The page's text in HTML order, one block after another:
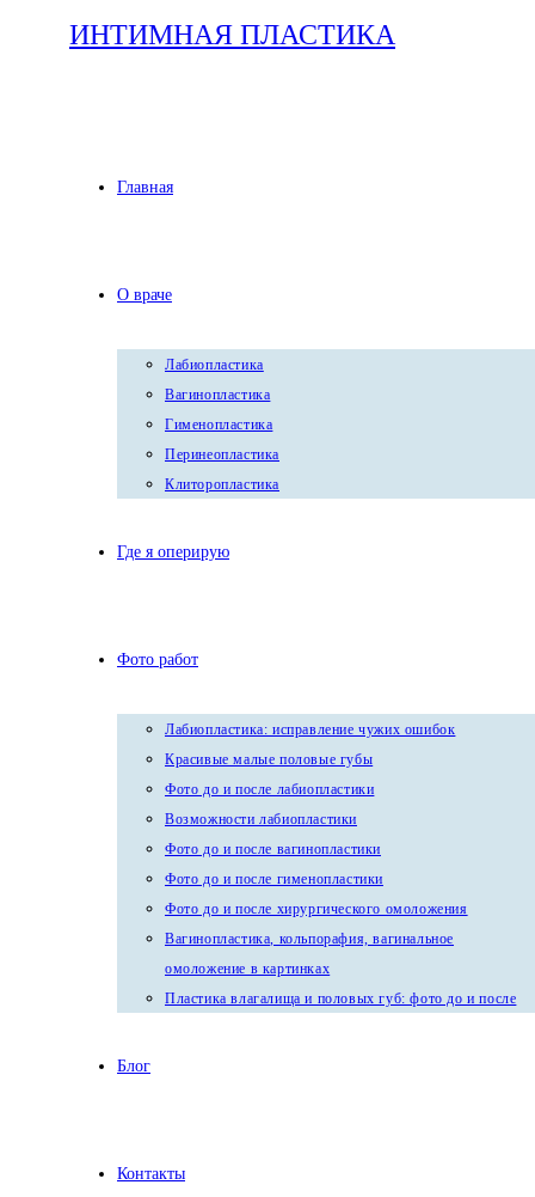
ИНТИМНАЯ ПЛАСТИКА
Главная
О враче
Лабиопластика
Вагинопластика
Гименопластика
Перинеопластика
Клиторопластика
Где я оперирую
Фото работ
Лабиопластика: исправление чужих ошибок
Красивые малые половые губы
Фото до и после лабиопластики
Возможности лабиопластики
Фото до и после вагинопластики
Фото до и после гименопластики
Фото до и после хирургического омоложения
Вагинопластика, кольпорафия, вагинальное
омоложение в картинках
Пластика влагалища и половых губ: фото до и после
Блог
Контакты